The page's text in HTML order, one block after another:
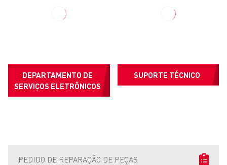
DEPARTAMENTO DE
SERVIÇOS ELETRÔNICOS
SUPORTE TÉCNICO
PEDIDO DE REPARAÇÃO DE PEÇAS